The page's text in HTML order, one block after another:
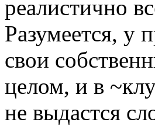
реалистично
Разумеется, у
свои
целом, и в
не выдастся